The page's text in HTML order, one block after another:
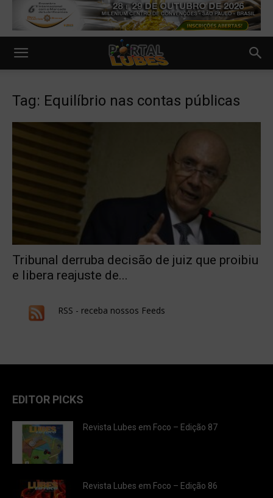
Tag: Equilíbrio nas contas públicas
Tribunal derruba decisão de juiz que proibiu
e libera reajuste de...
RSS - receba nossos Feeds
EDITOR PICKS
Revista Lubes em Foco – Edição 87
Revista Lubes em Foco – Edição 86